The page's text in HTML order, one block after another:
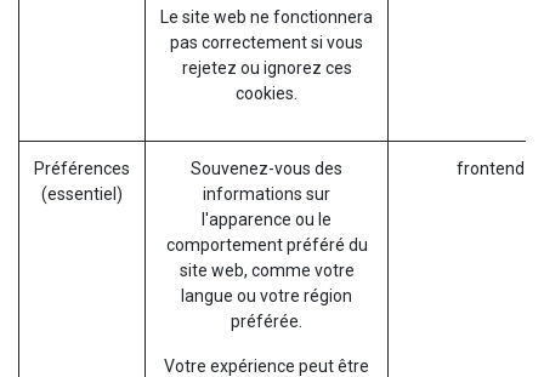
Le site web ne fonctionnera
pas correctement si vous
rejetez ou ignorez ces
cookies.
Préférences
(essentiel)
Souvenez-vous des
informations sur
l'apparence ou le
comportement préféré du
site web, comme votre
langue ou votre région
préférée.
Votre expérience peut être